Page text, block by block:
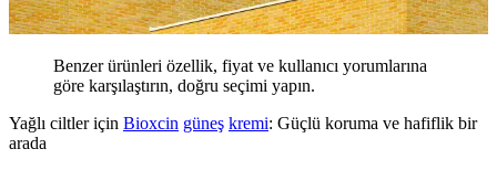
Benzer ürünleri özellik, fiyat ve kullanıcı yorumlarına
göre karşılaştırın, doğru seçimi yapın.
Yağlı ciltler için Bioxcin güneş kremi: Güçlü koruma ve hafiflik bir
arada